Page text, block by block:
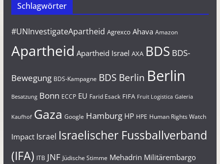
Schlagwörter
#UNInvestigateApartheid Agrexco Ahava Amazon
Apartheid Apartheid Israel AXA BDS BDS-
Bewegung BDS-Kampagne BDS Berlin Berlin
Besatzung Bonn ECCP EU Farid Esack FIFA Fruit Logistica Galeria
Kaufhof Gaza Google Hamburg HP HPE Human Rights Watch
Impact Israel Israelischer Fussballverband
(IFA) ITB JNF Jüdische Stimme Mehadrin Militärembargo